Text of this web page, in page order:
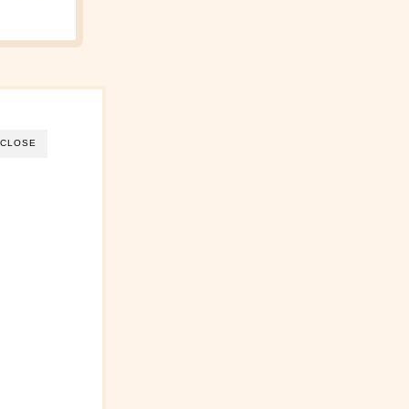
CLOSE